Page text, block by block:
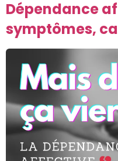
Dépendance
symptômes,